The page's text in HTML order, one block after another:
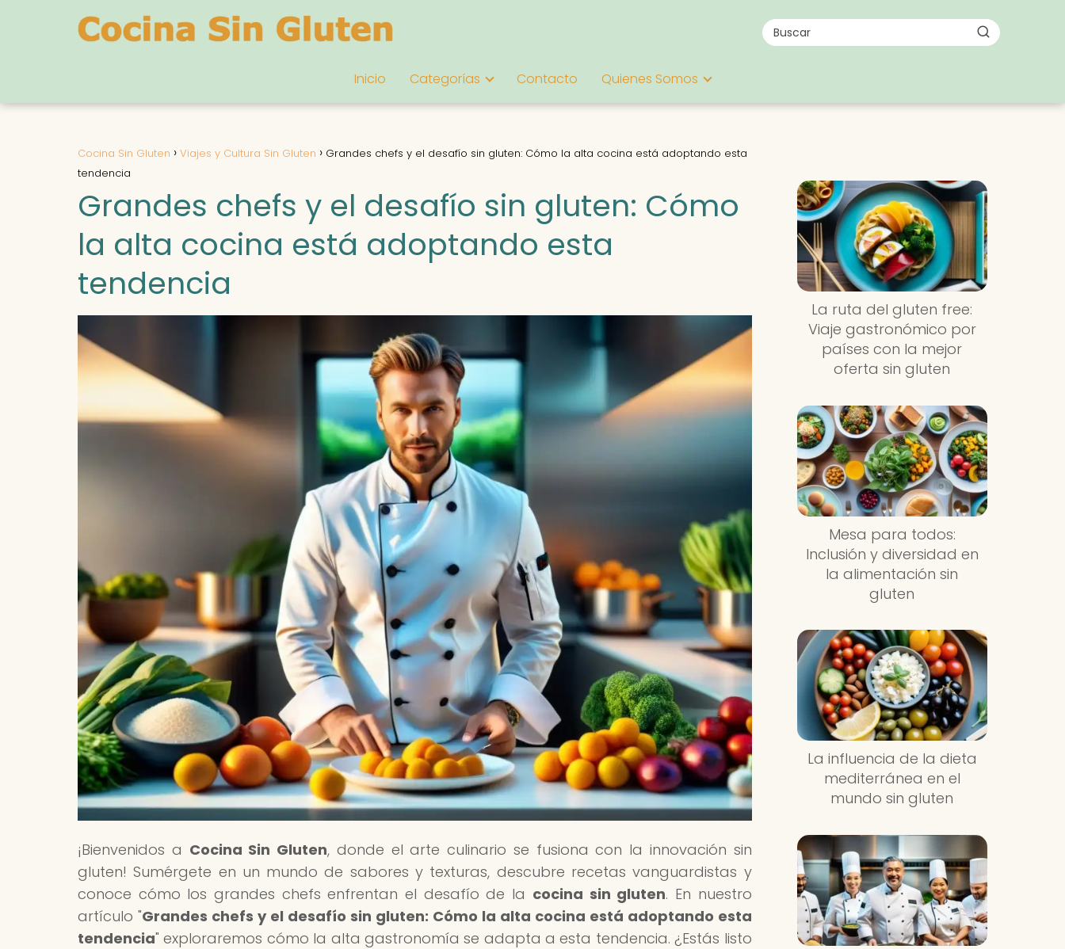
Inicio Categorías Contacto Quienes Somos
Cocina Sin Gluten Viajes y Cultura Sin Gluten
Grandes chefs y el desafío sin gluten: Cómo la alta cocina está adoptando esta
tendencia
Grandes chefs y el desafío sin gluten: Cómo
la alta cocina está adoptando esta
tendencia
¡Bienvenidos a Cocina Sin Gluten, donde el arte culinario se fusiona con la innovación sin
gluten! Sumérgete en un mundo de sabores y texturas, descubre recetas vanguardistas y
conoce cómo los grandes chefs enfrentan el desafío de la cocina sin gluten. En nuestro
artículo "Grandes chefs y el desafío sin gluten: Cómo la alta cocina está adoptando esta
tendencia" exploraremos cómo la alta gastronomía se adapta a esta tendencia. ¿Estás listo
La ruta del gluten free:
Viaje gastronómico por
países con la mejor
oferta sin gluten
Mesa para todos:
Inclusión y diversidad en
la alimentación sin
gluten
La influencia de la dieta
mediterránea en el
mundo sin gluten